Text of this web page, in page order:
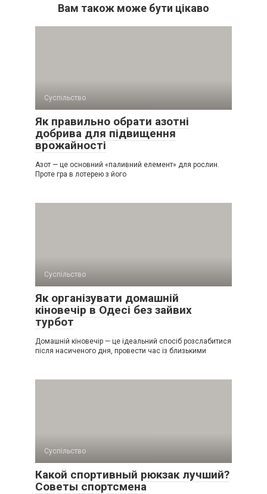
Вам також може бути цікаво
Суспільство
Як правильно обрати азотні
добрива для підвищення
врожайності
Азот — це основний «паливний елемент» для рослин.
Проте гра в лотерею з його
Суспільство
Як організувати домашній
кіновечір в Одесі без зайвих
турбот
Домашній кіновечір — це ідеальний спосіб розслабитися
після насиченого дня, провести час із близькими
Суспільство
Какой спортивный рюкзак лучший?
Советы спортсмена